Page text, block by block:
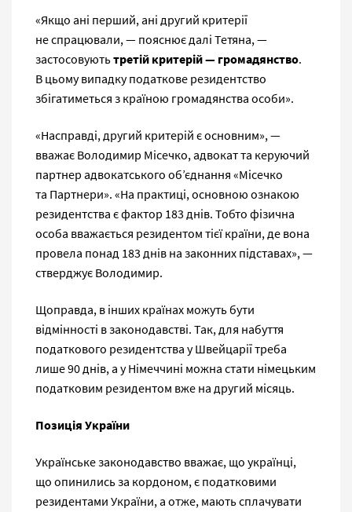
«Якщо ані перший, ані другий критерії
не спрацювали, — пояснює далі Тетяна, —
застосовуютьтретій критерій— громадянство.
В цьому випадку податкове резидентство
збігатиметься з країною громадянства особи».
«Насправді, другий критерій є основним», —
вважає Володимир Місечко, адвокат та керуючий
партнер адвокатського об’єднання «Місечко
та Партнери». «На практиці, основною ознакою
резидентства є фактор 183 днів. Тобто фізична
особа вважається резидентом тієї країни, де вона
провела понад 183 днів на законних підставах», —
стверджує Володимир.
Щоправда, в інших країнах можуть бути
відмінності в законодавстві. Так, для набуття
податкового резидентства у Швейцарії треба
лише 90 днів, а у Німеччині можна стати німецьким
податковим резидентом вже на другий місяць.
Позиція України
Українське законодавство вважає, що українці,
що опинились за кордоном, є податковими
резидентами України, а отже, мають сплачувати